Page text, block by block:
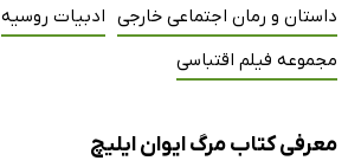
داستان و رمان اجتماعی خارجی ادبیات روسیه
مجموعه فیلم اقتباسی
معرفی کتاب مرگ ایوان ایلیچ